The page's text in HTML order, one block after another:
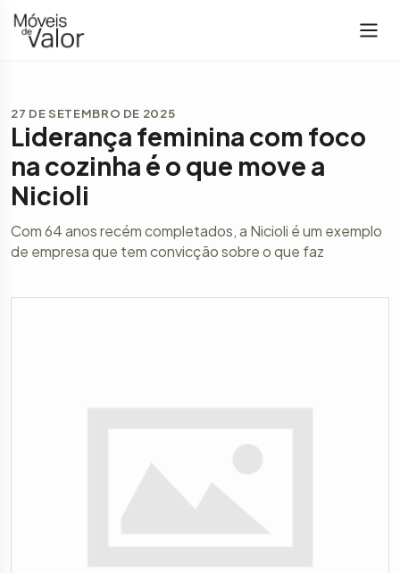
27 DE SETEMBRO DE 2025
Liderança feminina com foco
na cozinha é o que move a
Nicioli
Com 64 anos recém completados, a Nicioli é um exemplo
de empresa que tem convicção sobre o que faz